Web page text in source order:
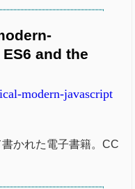
and the
modern-javascript
かれた電子書籍。CC